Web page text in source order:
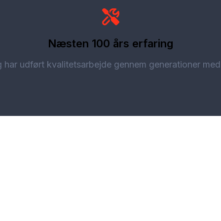
Næsten 100 års erfaring
har udført kvalitetsarbejde gennem generationer